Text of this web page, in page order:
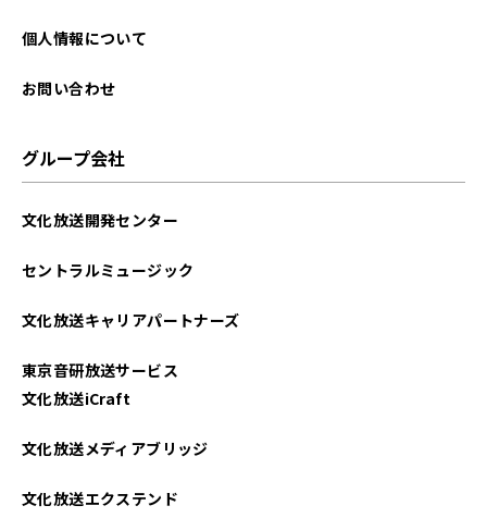
個人情報について
お問い合わせ
グループ会社
文化放送開発センター
セントラルミュージック
文化放送キャリアパートナーズ
東京音研放送サービス
文化放送iCraft
文化放送メディアブリッジ
文化放送エクステンド